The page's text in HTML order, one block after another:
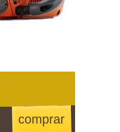
comprar